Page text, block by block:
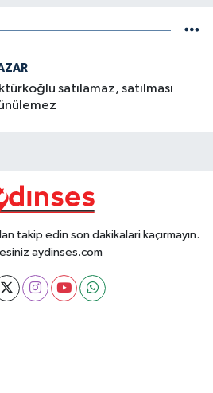
satılamaz, satılması
takip edin son dakikalari kaçırmayın.
aydinses.com